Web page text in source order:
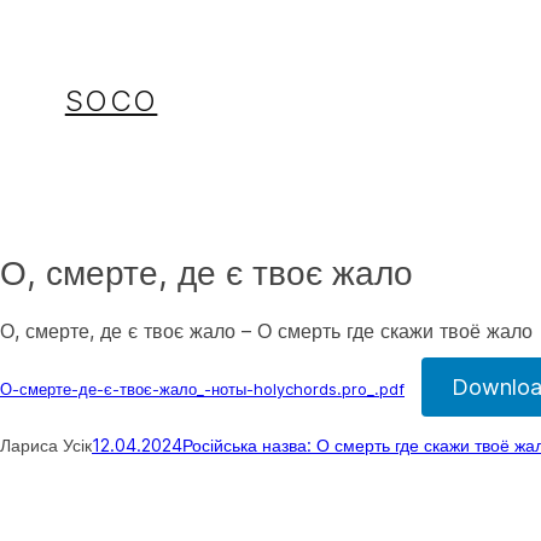
SOCO
О, смерте, де є твоє жало
О, смерте, де є твоє жало – О смерть где скажи твоё жало
О-смерте-де-є-твоє-жало_-ноты-holychords.pro_.pdf
Лариса Усік12.04.2024Російська назва: О смерть где скажи твоё